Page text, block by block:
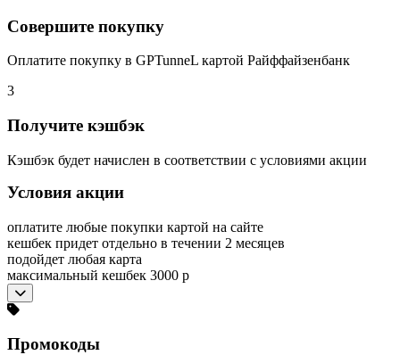
Совершите покупку
Оплатите покупку в GPTunneL картой Райффайзенбанк
3
Получите кэшбэк
Кэшбэк будет начислен в соответствии с условиями акции
Условия акции
оплатите любые покупки картой на сайте
кешбек придет отдельно в течении 2 месяцев
подойдет любая карта
максимальный кешбек 3000 р
Промокоды